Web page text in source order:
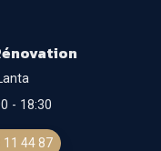
- 18:30
11 44 87